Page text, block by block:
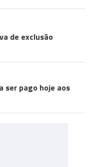
de exclusão
ser pago hoje aos